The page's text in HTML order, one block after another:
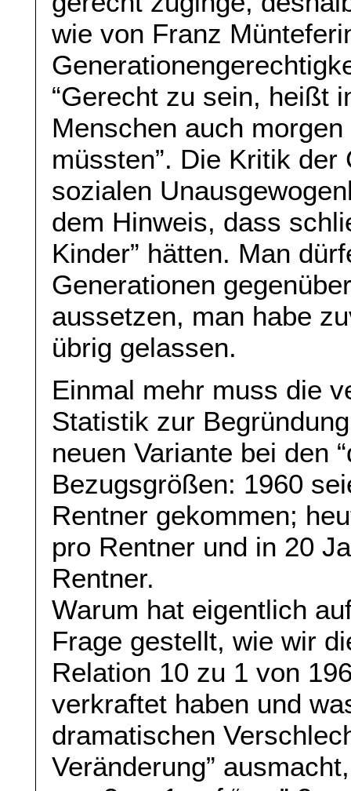
wie von Franz
“Gerecht zu sein, heißt
Menschen auch
müssten”. Die Kritik
sozialen
dem Hinweis, dass
Kinder” hätten. Man
Generationen
aussetzen, man habe
übrig gelassen.
Einmal mehr muss die
Statistik zur
neuen Variante bei den
Bezugsgrößen: 1960
Rentner gekommen;
pro Rentner und in 20
Rentner.
Warum hat eigentlich
Frage gestellt, wie wir
Relation 10 zu 1 von
verkraftet haben und
dramatischen
Veränderung”